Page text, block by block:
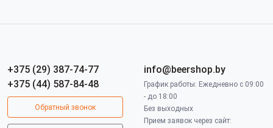
+375 (29) 387-74-77
+375 (44) 587-84-48
Обратный звонок
info@beershop.by
График работы: Ежедневно с 09:00
- до 18:00
Без выходных
Прием заявок через сайт: